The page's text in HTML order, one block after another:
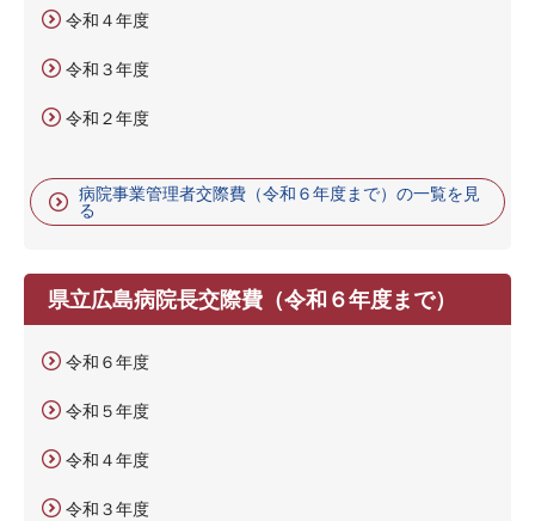
令和４年度
令和３年度
令和２年度
病院事業管理者交際費（令和６年度まで）の一覧を見
る
県立広島病院長交際費（令和６年度まで）
令和６年度
令和５年度
令和４年度
令和３年度